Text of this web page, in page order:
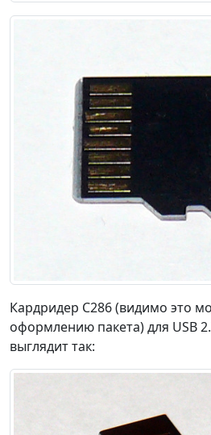
Кардридер C286 (видимо это
оформлению пакета) для USB
выглядит так: